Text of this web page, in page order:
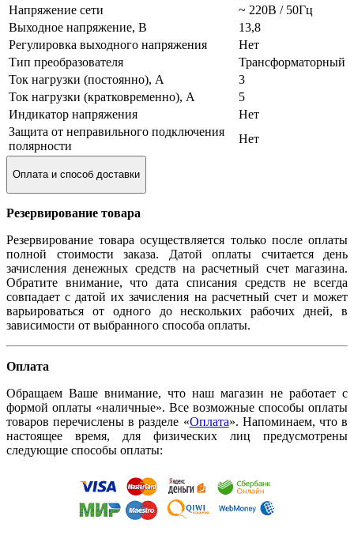
Напряжение сети
~ 220В / 50Гц
Выходное напряжение, В
13,8
Регулировка выходного напряжения
Нет
Тип преобразователя
Трансформаторный
Ток нагрузки (постоянно), А
3
Ток нагрузки (кратковременно), А
5
Индикатор напряжения
Нет
Защита от неправильного подключения
полярности
Нет
Оплата и способ доставки
Резервирование товара
Резервирование товара осуществляется только после оплаты
полной стоимости заказа. Датой оплаты считается день
зачисления денежных средств на расчетный счет магазина.
Обратите внимание, что дата списания средств не всегда
совпадает с датой их зачисления на расчетный счет и может
варьироваться от одного до нескольких рабочих дней, в
зависимости от выбранного способа оплаты.
Оплата
Обращаем Ваше внимание, что наш магазин не работает с
формой оплаты «наличные». Все возможные способы оплаты
товаров перечислены в разделе «Оплата». Напоминаем, что в
настоящее время, для физических лиц предусмотрены
следующие способы оплаты: